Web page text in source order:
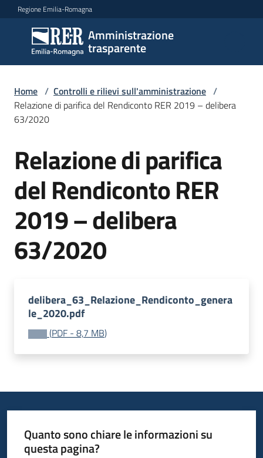
Vai al contenuto
Vai alla navigazione
Vai al footer
Regione Emilia-Romagna
Amministrazione
trasparente
Amministrazione
trasparente
Sottosezioni
Accesso
Home / Controlli e rilievi sull'amministrazione /
Relazione di parifica del Rendiconto RER 2019 – delibera
63/2020
Relazione di parifica
del Rendiconto RER
2019 – delibera
63/2020
delibera_63_Relazione_Rendiconto_genera
le_2020.pdf
(PDF - 8,7 MB)
Quanto sono chiare le informazioni su
questa pagina?